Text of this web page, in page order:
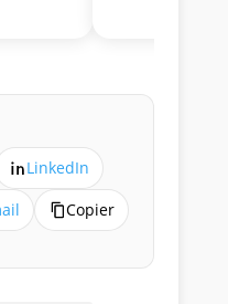
LinkedIn
Copier